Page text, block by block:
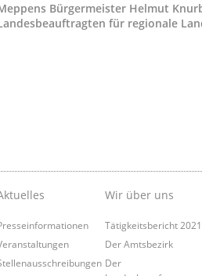
Bürgermeister Helmut
für regionale
Wir über uns
Tätigkeitsbericht 2021
Der Amtsbezirk
Der